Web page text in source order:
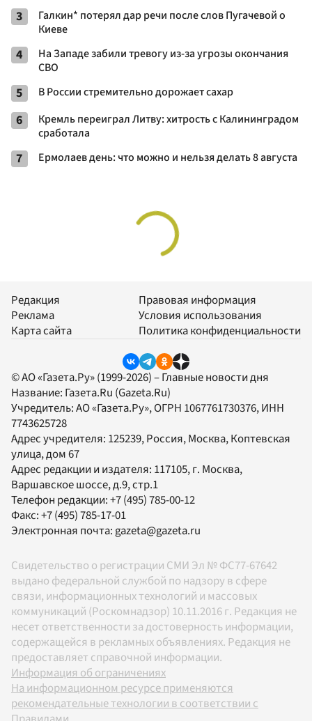
3
Галкин* потерял дар речи после слов Пугачевой о
Киеве
4
На Западе забили тревогу из-за угрозы окончания
СВО
5 В России стремительно дорожает сахар
6
Кремль переиграл Литву: хитрость с Калининградом
сработала
7 Ермолаев день: что можно и нельзя делать 8 августа
Редакция
Реклама
Карта сайта
Правовая информация
Условия использования
Политика конфиденциальности
© АО «Газета.Ру» (1999-2026) – Главные новости дня
Название: Газета.Ru (Gazeta.Ru)
Учредитель:АО «Газета.Ру», ОГРН 1067761730376, ИНН
7743625728
Адрес учредителя: 125239, Россия, Москва, Коптевская
улица, дом 67
Адрес редакции и издателя: 117105, г. Москва,
Варшавское шоссе, д.9, стр.1
Телефон редакции:+7 (495) 785-00-12
Факс:+7 (495) 785-17-01
Электронная почта: gazeta@gazeta.ru
Свидетельство о регистрации СМИ Эл № ФС77-67642
выдано федеральной службой по надзору в сфере
связи, информационных технологий и массовых
коммуникаций (Роскомнадзор) 10.11.2016 г. Редакция не
несет ответственности за достоверность информации,
содержащейся в рекламных объявлениях. Редакция не
предоставляет справочной информации.
Информация об ограничениях
На информационном ресурсе применяются
рекомендательные технологии в соответствии с